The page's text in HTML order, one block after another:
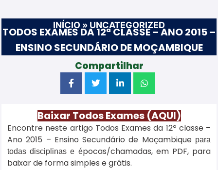
INÍCIO » UNCATEGORIZED
TODOS EXAMES DA 12ª CLASSE – ANO 2015 –
ENSINO SECUNDÁRIO DE MOÇAMBIQUE
Compartilhar
Baixar Todos Exames (AQUI)
Encontre neste artigo Todos Exames da 12ª classe –
Ano 2015 – Ensino Secundário de Moçambique para
todas disciplinas e épocas/chamadas, em PDF, para
baixar de forma simples e grátis.